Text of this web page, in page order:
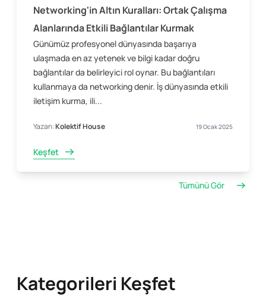
Networking'in Altın Kuralları: Ortak Çalışma
Alanlarında Etkili Bağlantılar Kurmak
Günümüz profesyonel dünyasında başarıya
ulaşmada en az yetenek ve bilgi kadar doğru
bağlantılar da belirleyici rol oynar. Bu bağlantıları
kullanmaya da networking denir. İş dünyasında etkili
iletişim kurma, ili...
Yazan:Kolektif House 19 Ocak 2025
Keşfet
Tümünü Gör
Kategorileri Keşfet